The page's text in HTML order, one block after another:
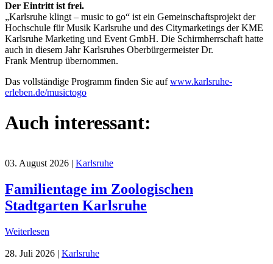
Der Eintritt ist frei.
„Karlsruhe klingt – music to go“ ist ein Gemeinschaftsprojekt der
Hochschule für Musik Karlsruhe und des Citymarketings der KME
Karlsruhe Marketing und Event GmbH. Die Schirmherrschaft hatte
auch in diesem Jahr Karlsruhes Oberbürgermeister Dr.
Frank Mentrup übernommen.
Das vollständige Programm finden Sie aufwww.karlsruhe-
erleben.de/musictogo
Auch interessant:
03. August 2026 | Karlsruhe
Familientage im Zoologischen
Stadtgarten Karlsruhe
Weiterlesen
28. Juli 2026 | Karlsruhe